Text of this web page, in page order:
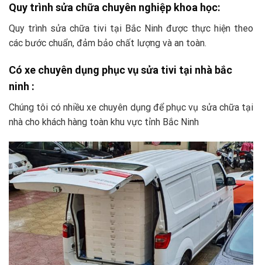
Quy trình sửa chữa chuyên nghiệp khoa học:
Quy trình sửa chữa tivi tại Bắc Ninh được thực hiện theo
các bước chuẩn, đảm bảo chất lượng và an toàn.
Có xe chuyên dụng phục vụ sửa tivi tại nhà bắc
ninh :
Chúng tôi có nhiều xe chuyên dụng để phục vụ sửa chữa tại
nhà cho khách hàng toàn khu vực tỉnh Bắc Ninh